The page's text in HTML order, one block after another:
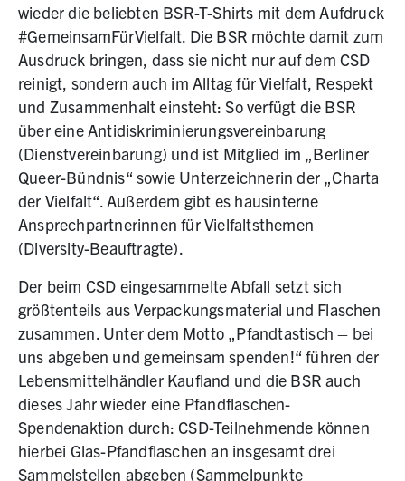
wieder die beliebten BSR-T-Shirts mit dem Aufdruck
#GemeinsamFürVielfalt. Die BSR möchte damit zum
Ausdruck bringen, dass sie nicht nur auf dem CSD
reinigt, sondern auch im Alltag für Vielfalt, Respekt
und Zusam­men­halt einsteht: So verfügt die BSR
über eine Antidiskriminierungsvereinbarung
(Dienstvereinbarung)­ und ist Mitglied im „Berliner
Queer-Bündnis“ sowie Unterzeichnerin der „Charta
der Vielfalt“. Außerdem gibt es hausinterne
Ansprechpartnerinnen für Vielfaltsthemen
(Diversity-Beauftragte).
Der beim CSD eingesammelte Abfall setzt sich
größtenteils aus Verpackungsmaterial und Flaschen
zusammen. Unter dem Motto „Pfandtastisch – bei
uns abgeben und gemeinsam spenden!“ führen der
Lebensmittelhändler Kaufland und die BSR auch
dieses Jahr wieder eine Pfandflaschen-
Spendenaktion durch: CSD-Teilnehmende können
hierbei Glas-Pfandflaschen an insgesamt drei
Sammelstellen abgeben (Sammelpunkte